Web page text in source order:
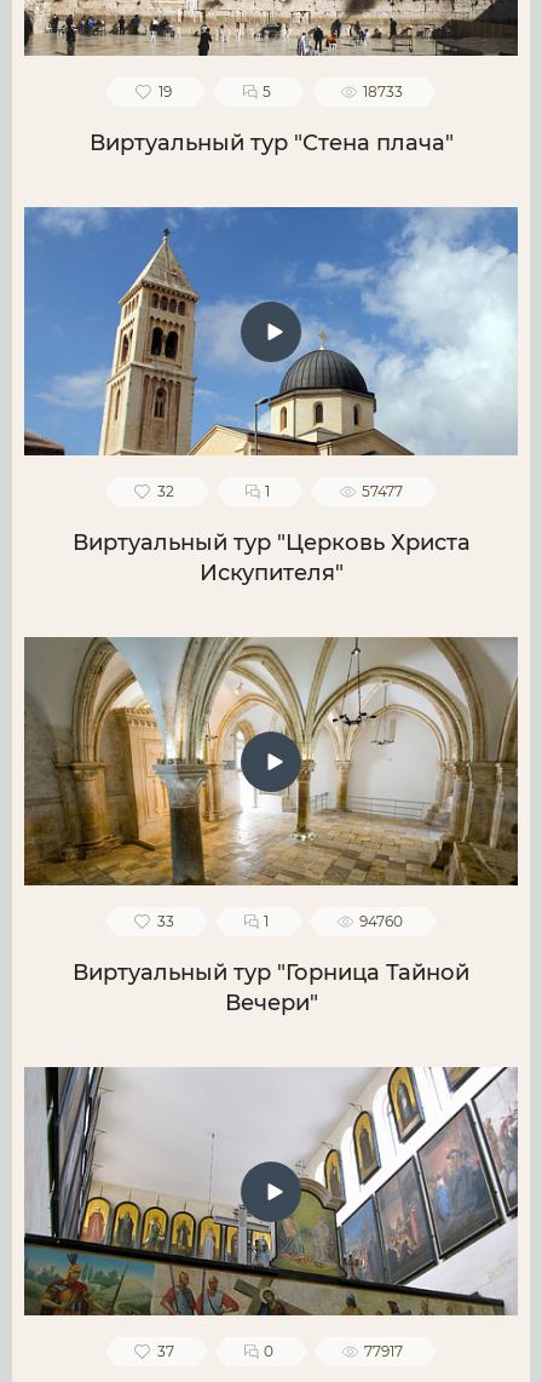
19 5 18733
Виртуальный тур "Стена плача"
32 1 57477
Виртуальный тур "Церковь Христа
Искупителя"
33 1 94760
Виртуальный тур "Горница Тайной
Вечери"
37 0 77917